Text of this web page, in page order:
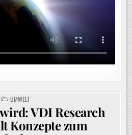
POSTED
IN
UMWELT
VDI Research
Konzepte zum